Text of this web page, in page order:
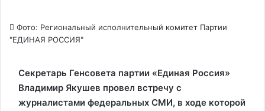
Фото: Региональный исполнительный комитет Партии
"ЕДИНАЯ РОССИЯ"
Секретарь Генсовета партии «Единая Россия»
Владимир Якушев провел встречу с
журналистами федеральных СМИ, в ходе которой